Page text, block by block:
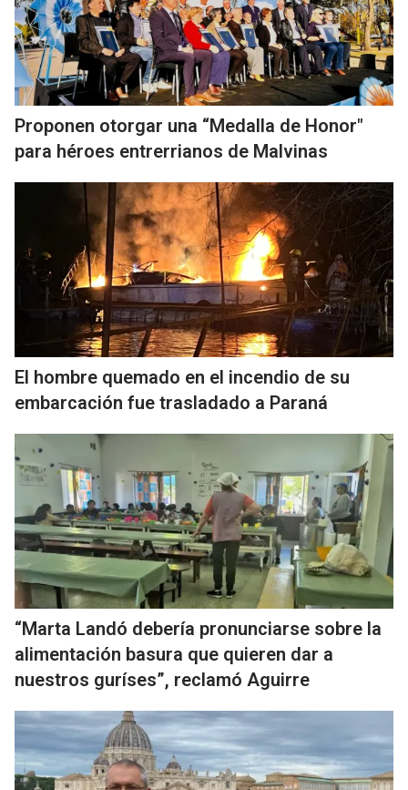
Proponen otorgar una “Medalla de Honor"
para héroes entrerrianos de Malvinas
El hombre quemado en el incendio de su
embarcación fue trasladado a Paraná
“Marta Landó debería pronunciarse sobre la
alimentación basura que quieren dar a
nuestros guríses”, reclamó Aguirre